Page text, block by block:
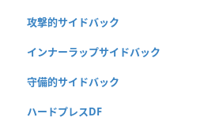
攻撃的サイドバック
インナーラップサイドバック
守備的サイドバック
ハードプレスDF